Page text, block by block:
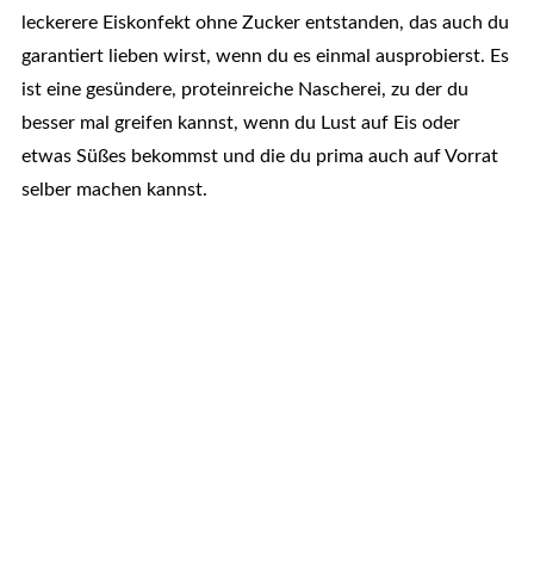
leckerere Eiskonfekt ohne Zucker entstanden, das auch du
garantiert lieben wirst, wenn du es einmal ausprobierst. Es
ist eine gesündere, proteinreiche Nascherei, zu der du
besser mal greifen kannst, wenn du Lust auf Eis oder
etwas Süßes bekommst und die du prima auch auf Vorrat
selber machen kannst.